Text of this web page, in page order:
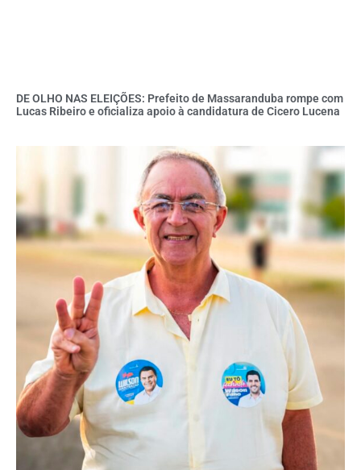
DE OLHO NAS ELEIÇÕES: Prefeito de Massaranduba rompe com
Lucas Ribeiro e oficializa apoio à candidatura de Cicero Lucena